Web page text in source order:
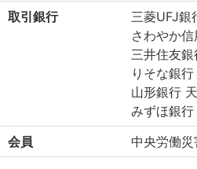
取引銀行
三菱UFJ銀
さわやか
三井住友
りそな銀
山形銀行
みずほ銀
会員
中央労働